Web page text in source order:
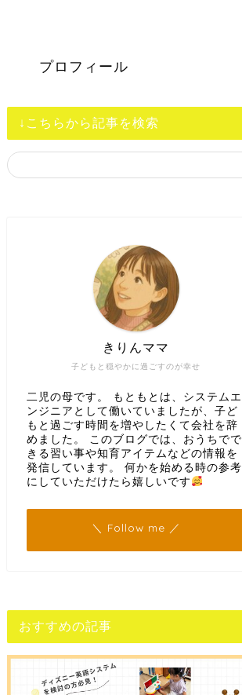
プロフィール
↓こちらから記事を検索
子どもと穏やかに過ごすのが幸せ
きりんママ
二児の母です。 もともとは、システムエ
ンジニアとして働いていましたが、子ど
もと過ごす時間を増やしたくて会社を辞
めました。 このブログでは、おうちでで
きる習い事や知育アイテムなどの情報を
発信しています。 何かを始める時の参考
にしていただけたら嬉しいです
＼ Follow me ／
おすすめの記事